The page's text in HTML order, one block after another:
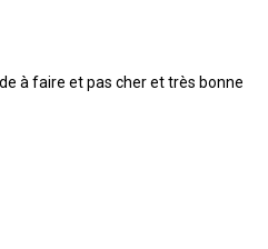
à faire et pas cher et très bonne